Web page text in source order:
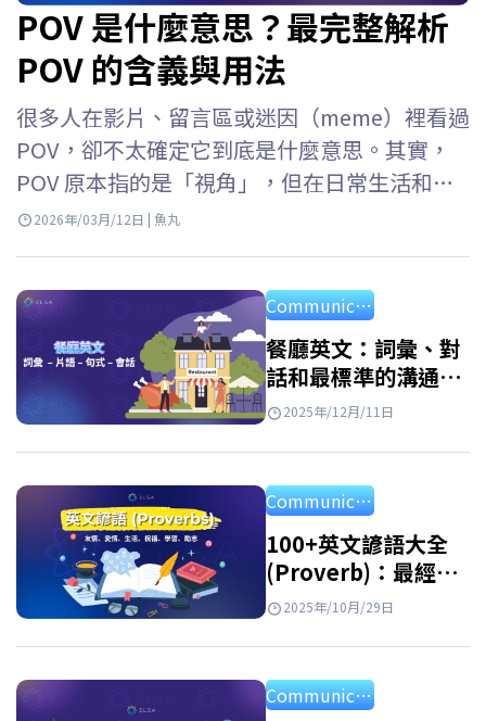
POV 是什麼意思？最完整解析
POV 的含義與用法
很多人在影片、留言區或迷因（meme）裡看過
POV，卻不太確定它到底是什麼意思。其實，
POV 原本指的是「視角」，但在日常生活和社
群媒體上，它也延伸出不少常見又有趣的用
寫，意思是「視角」或「觀點」。一開始，這
個詞多用在文學和影視中，用來表示故事是從
誰的角度出發。在社群媒體上，POV 則常用來
呈現某個情境，讓觀眾像是站在角色的位置上
本…
2026年/03月/12日 | 魚丸
Communication
餐廳英文：詞彙、對
話和最標準的溝通句
型2025年/12月/11日
Communication
100+英文諺語大全
(Proverb)：最經典
的生活、愛情與勵志
2025年/10月/29日
Communication